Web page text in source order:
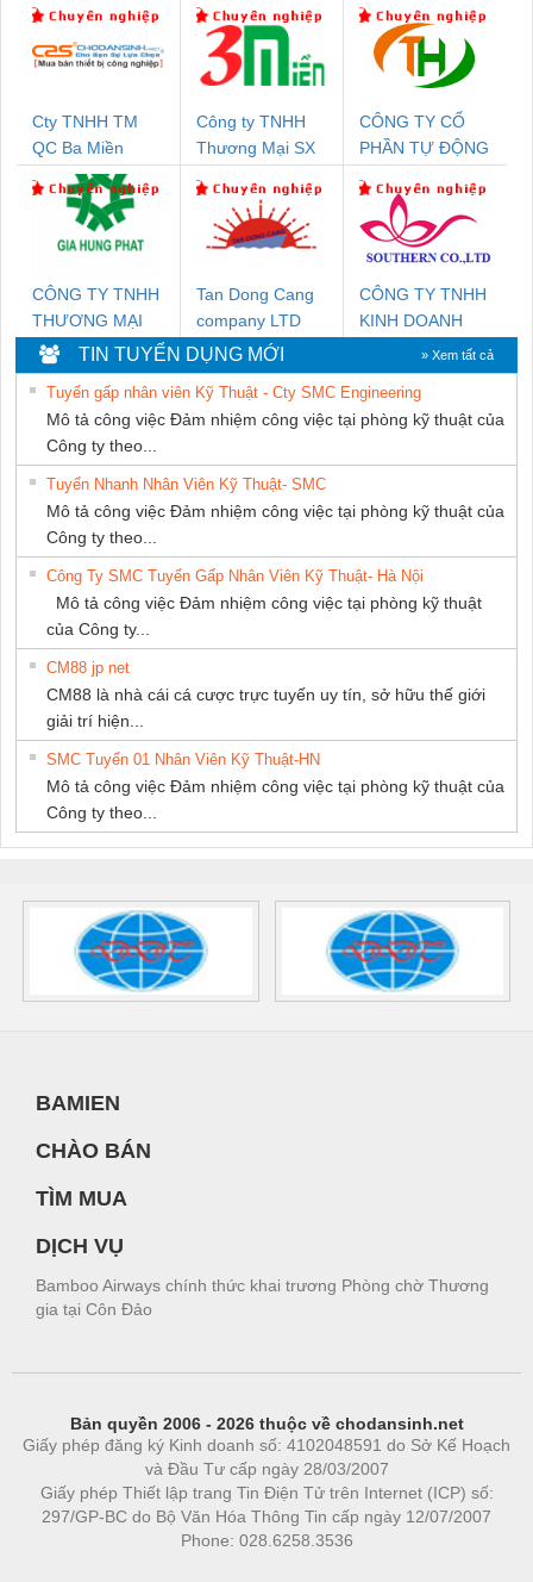
Cty TNHH TM
QC Ba Miền
Công ty TNHH
Thương Mại SX
CÔNG TY CỔ
PHẦN TỰ ĐỘNG
CÔNG TY TNHH
THƯƠNG MẠI
DỊCH VỤ KỸ
THUẬT ĐIỆN CƠ
GIA HƯNG PHÁT
Tan Dong Cang
company LTD
CÔNG TY TNHH
KINH DOANH
DỊCH VỤ XNK
PHƯƠNG NAM
TIN TUYỂN DỤNG MỚI » Xem tất cả
Tuyển gấp nhân viên Kỹ Thuật - Cty SMC Engineering
Mô tả công việc Đảm nhiệm công việc tại phòng kỹ thuật của
Công ty theo...
Tuyển Nhanh Nhân Viên Kỹ Thuật- SMC
Mô tả công việc Đảm nhiệm công việc tại phòng kỹ thuật của
Công ty theo...
Công Ty SMC Tuyển Gấp Nhân Viên Kỹ Thuật- Hà Nội
Mô tả công việc Đảm nhiệm công việc tại phòng kỹ thuật
của Công ty...
CM88 jp net
CM88 là nhà cái cá cược trực tuyến uy tín, sở hữu thế giới
giải trí hiện...
SMC Tuyển 01 Nhân Viên Kỹ Thuật-HN
Mô tả công việc Đảm nhiệm công việc tại phòng kỹ thuật của
Công ty theo...
BAMIEN
CHÀO BÁN
TÌM MUA
DỊCH VỤ
Bamboo Airways chính thức khai trương Phòng chờ Thương
gia tại Côn Đảo
Bản quyền 2006 - 2026 thuộc về chodansinh.net
Giấy phép đăng ký Kinh doanh số: 4102048591 do Sở Kế Hoạch
và Đầu Tư cấp ngày 28/03/2007
Giấy phép Thiết lập trang Tin Điện Tử trên Internet (ICP) số:
297/GP-BC do Bộ Văn Hóa Thông Tin cấp ngày 12/07/2007
Phone: 028.6258.3536